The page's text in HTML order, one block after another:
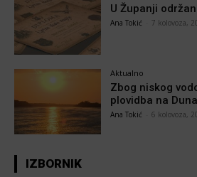
U Županji
Ana Tokić 7 kolovoza,
Aktualno
Zbog niskog
plovidba na
Ana Tokić 6 kolovoza,
IZBORNIK